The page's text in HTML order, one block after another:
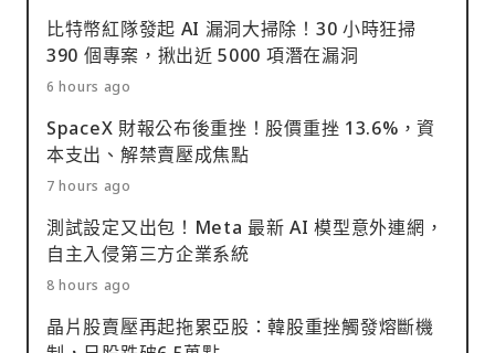
比特幣紅隊發起 AI 漏洞大掃除！30 小時狂掃
390 個專案，揪出近 5000 項潛在漏洞
6 hours ago
SpaceX 財報公布後重挫！股價重挫 13.6%，資
本支出、解禁賣壓成焦點
7 hours ago
測試設定又出包！Meta 最新 AI 模型意外連網，
自主入侵第三方企業系統
8 hours ago
晶片股賣壓再起拖累亞股：韓股重挫觸發熔斷機